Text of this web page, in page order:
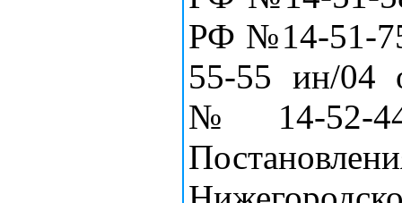
РФ №14-51-
55-55 ин/
№14-52-